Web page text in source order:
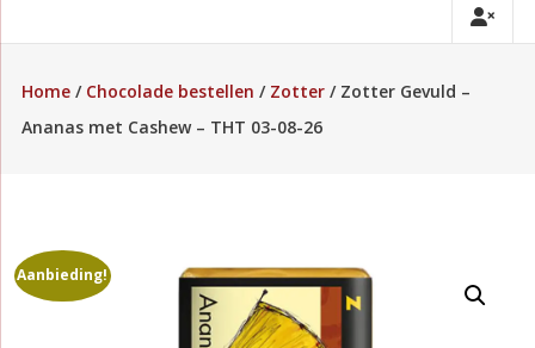
Home/ Chocolade bestellen / Zotter/ Zotter Gevuld –
Ananas met Cashew – THT 03-08-26
Aanbieding!